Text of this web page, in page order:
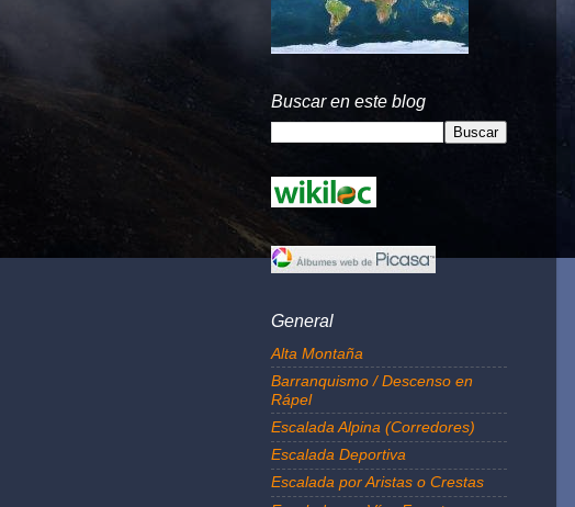
Buscar en este blog
General
Alta Montaña
Barranquismo / Descenso en
Rápel
Escalada Alpina (Corredores)
Escalada Deportiva
Escalada por Aristas o Crestas